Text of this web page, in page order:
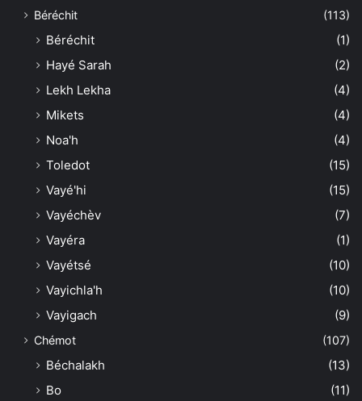
Béréchit (113)
Béréchit
(1)
Hayé Sarah
(2)
Lekh Lekha
(4)
Mikets
(4)
Noa'h
(4)
Toledot
(15)
Vayé'hi
(15)
Vayéchèv
(7)
Vayéra
(1)
Vayétsé
(10)
Vayichla'h
(10)
Vayigach
(9)
Chémot (107)
Béchalakh
(13)
Bo
(11)